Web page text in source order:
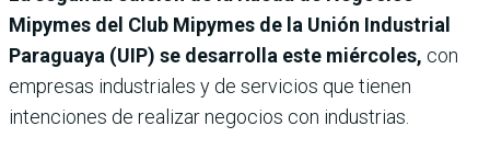
Mipymes del Club Mipymes de la Unión Industrial
Paraguaya (UIP) se desarrolla este miércoles, con
empresas industriales y de servicios que tienen
intenciones de realizar negocios con industrias.